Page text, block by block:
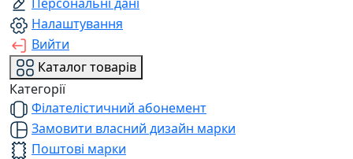
Персональні дані
Налаштування
Вийти
Каталог товарів
Категорії
Філателістичний абонемент
Замовити власний дизайн марки
Поштові марки